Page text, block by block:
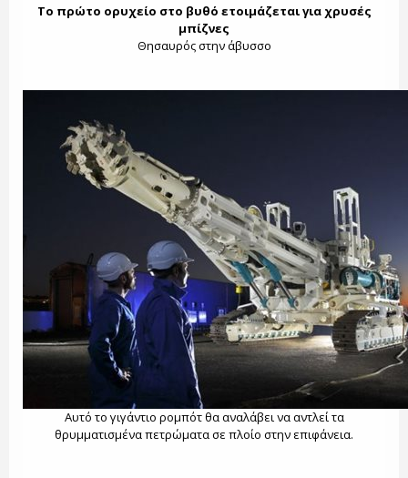
Το πρώτο ορυχείο στο βυθό ετοιμάζεται για χρυσές
μπίζνες
Θησαυρός στην άβυσσο
Αυτό το γιγάντιο ρομπότ θα αναλάβει να αντλεί τα
θρυμματισμένα πετρώματα σε πλοίο στην επιφάνεια.